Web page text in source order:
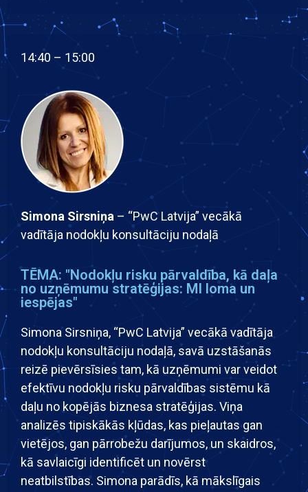
14:40 – 15:00
Simona Sirsniņa – “PwC Latvija” vecākā
vadītāja nodokļu konsultāciju nodaļā
TĒMA: "Nodokļu risku pārvaldība, kā daļa
no uzņēmumu stratēģijas: MI loma un
iespējas"
Simona Sirsniņa, “PwC Latvija” vecākā vadītāja
nodokļu konsultāciju nodaļā, savā uzstāšanās
reizē pievērsīsies tam, kā uzņēmumi var veidot
efektīvu nodokļu risku pārvaldības sistēmu kā
daļu no kopējās biznesa stratēģijas. Viņa
analizēs tipiskākās kļūdas, kas pieļautas gan
vietējos, gan pārrobežu darījumos, un skaidros,
kā savlaicīgi identificēt un novērst
neatbilstības. Simona parādīs, kā mākslīgais